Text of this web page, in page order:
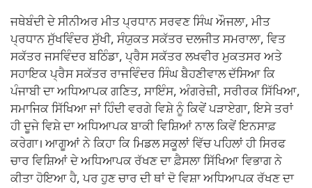
ਜਥੇਬੰਦੀ ਦੇ ਸੀਨੀਅਰ ਮੀਤ ਪ੍ਰਧਾਨ ਸਰਵਣ ਸਿੰਘ ਔਜਲਾ, ਮੀਤ
ਪ੍ਰਧਾਨ ਸੁੱਖਵਿੰਦਰ ਸੁੱਖੀ, ਸੰਯੁਕਤ ਸਕੱਤਰ ਦਲਜੀਤ ਸਮਰਾਲਾ, ਵਿਤ
ਸਕੱਤਰ ਜਸਵਿੰਦਰ ਬਠਿੰਡਾ, ਪ੍ਰੈਸ ਸਕੱਤਰ ਲਖਵੀਰ ਮੁਕਤਸਰ ਅਤੇ
ਸਹਾਇਕ ਪ੍ਰੈਸ ਸਕੱਤਰ ਰਾਜਵਿੰਦਰ ਸਿੰਘ ਬੈਹਣੀਵਾਲ ਦੱਸਿਆ ਕਿ
ਪੰਜਾਬੀ ਦਾ ਅਧਿਆਪਕ ਗਣਿਤ, ਸਾਇੰਸ, ਅੰਗਰੇਜ਼ੀ, ਸਰੀਰਕ ਸਿੱਖਿਆ,
ਸਮਾਜਿਕ ਸਿੱਖਿਆ ਜਾਂ ਹਿੰਦੀ ਵਰਗੇ ਵਿਸ਼ੇ ਨੂੰ ਕਿਵੇਂ ਪੜਾਏਗਾ, ਇਸੇ ਤਰਾਂ
ਹੀ ਦੂਜੇ ਵਿਸ਼ੇ ਦਾ ਅਧਿਆਪਕ ਬਾਕੀ ਵਿਸ਼ਿਆਂ ਨਾਲ ਕਿਵੇਂ ਇਨਸਾਫ਼
ਕਰੇਗਾ। ਆਗੂਆਂ ਨੇ ਕਿਹਾ ਕਿ ਮਿਡਲ ਸਕੂਲਾਂ ਵਿੱਚ ਪਹਿਲਾਂ ਹੀ ਸਿਰਫ
ਚਾਰ ਵਿਸ਼ਿਆਂ ਦੇ ਅਧਿਆਪਕ ਰੱਖਣ ਦਾ ਫ਼ੈਸਲਾ ਸਿੱਖਿਆ ਵਿਭਾਗ ਨੇ
ਕੀਤਾ ਹੋਇਆ ਹੈ, ਪਰ ਹੁਣ ਚਾਰ ਦੀ ਥਾਂ ਦੋ ਵਿਸ਼ਾ ਅਧਿਆਪਕ ਰੱਖਣ ਦਾ